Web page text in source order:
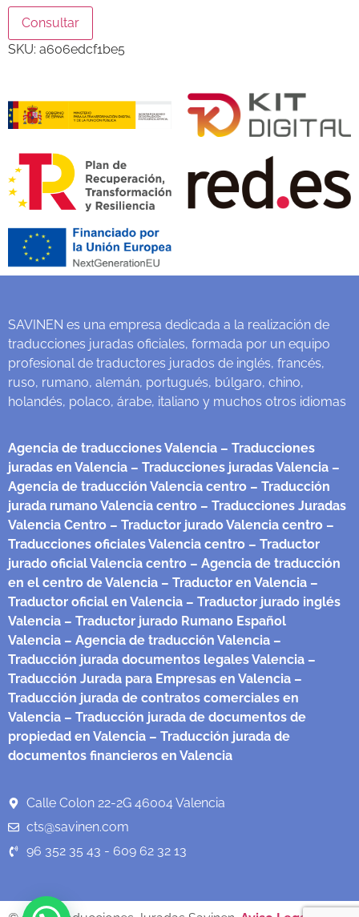
Consultar
SKU: a606edcf1be5
SAVINEN es una empresa dedicada a la realización de
traducciones juradas oficiales, formada por un equipo
profesional de traductores jurados de inglés, francés,
ruso, rumano, alemán, portugués, búlgaro, chino,
holandés, polaco, árabe, italiano y muchos otros idiomas
Agencia de traducciones Valencia – Traducciones
juradas en Valencia – Traducciones juradas Valencia –
Agencia de traducción Valencia centro – Traducción
jurada rumano Valencia centro – Traducciones Juradas
Valencia Centro – Traductor jurado Valencia centro –
Traducciones oficiales Valencia centro – Traductor
jurado oficial Valencia centro – Agencia de traducción
en el centro de Valencia – Traductor en Valencia –
Traductor oficial en Valencia – Traductor jurado inglés
Valencia – Traductor jurado Rumano Español
Valencia – Agencia de traducción Valencia –
Traducción jurada documentos legales Valencia –
Traducción Jurada para Empresas en Valencia –
Traducción jurada de contratos comerciales en
Valencia – Traducción jurada de documentos de
propiedad en Valencia – Traducción jurada de
documentos financieros en Valencia
Calle Colon 22-2G 46004 Valencia
cts@savinen.com
96 352 35 43 - 609 62 32 13